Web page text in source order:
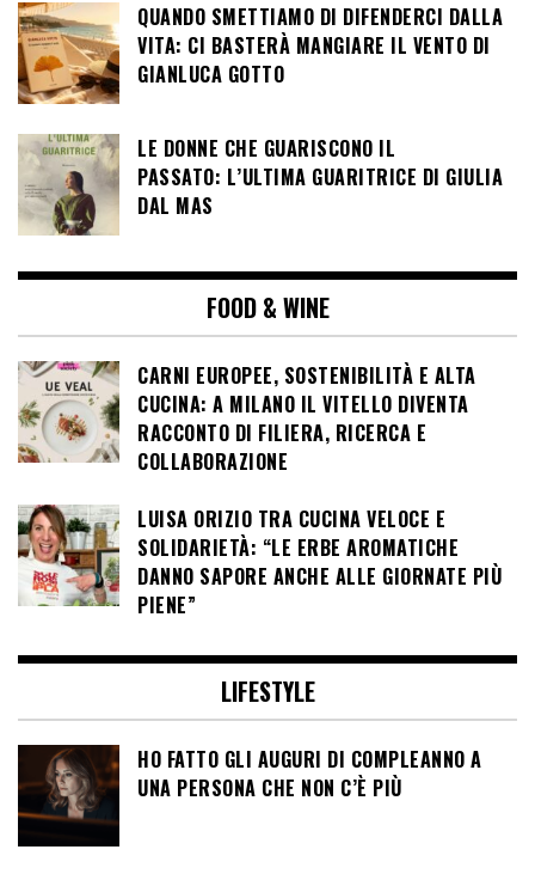
QUANDO SMETTIAMO DI DIFENDERCI DALLA
VITA: CI BASTERÀ MANGIARE IL VENTO DI
GIANLUCA GOTTO
LE DONNE CHE GUARISCONO IL
PASSATO: L’ULTIMA GUARITRICE DI GIULIA
DAL MAS
FOOD & WINE
CARNI EUROPEE, SOSTENIBILITÀ E ALTA
CUCINA: A MILANO IL VITELLO DIVENTA
RACCONTO DI FILIERA, RICERCA E
COLLABORAZIONE
LUISA ORIZIO TRA CUCINA VELOCE E
SOLIDARIETÀ: “LE ERBE AROMATICHE
DANNO SAPORE ANCHE ALLE GIORNATE PIÙ
PIENE”
LIFESTYLE
HO FATTO GLI AUGURI DI COMPLEANNO A
UNA PERSONA CHE NON C’È PIÙ